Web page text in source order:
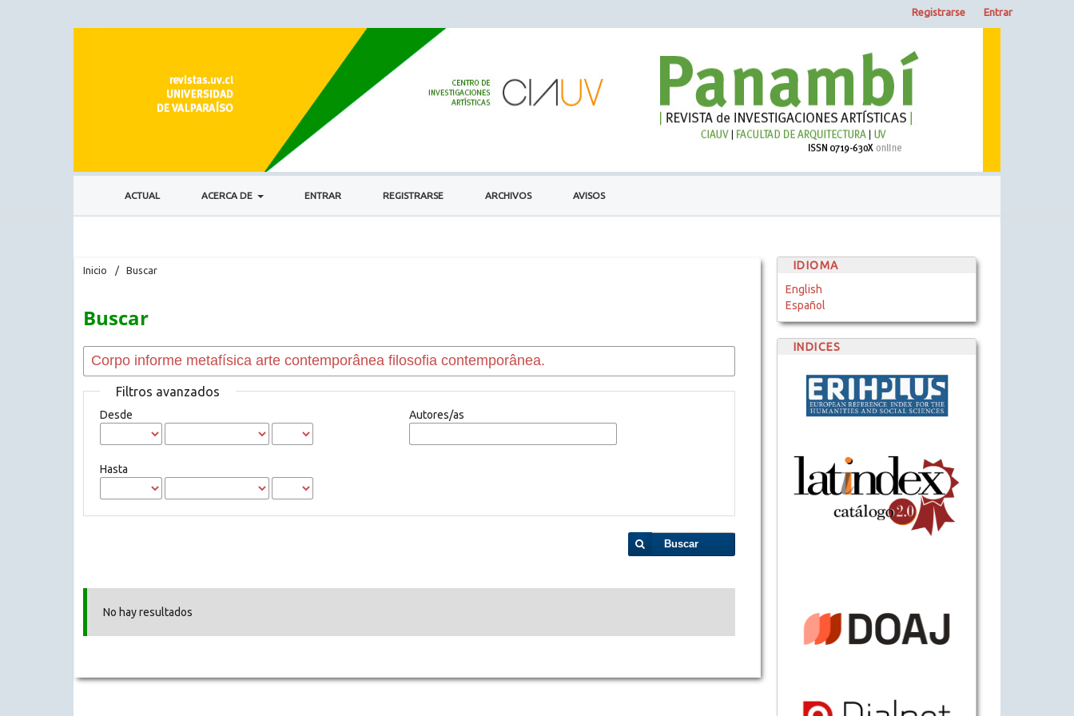
ACTUAL ACERCA DE ENTRAR REGISTRARSE ARCHIVOS AVISOS
Registrarse Entrar
Inicio / Buscar
Buscar
Filtros avanzados
Desde
Hasta
Autores/as
Buscar
No hay resultados
IDIOMA
English
Español
INDICES